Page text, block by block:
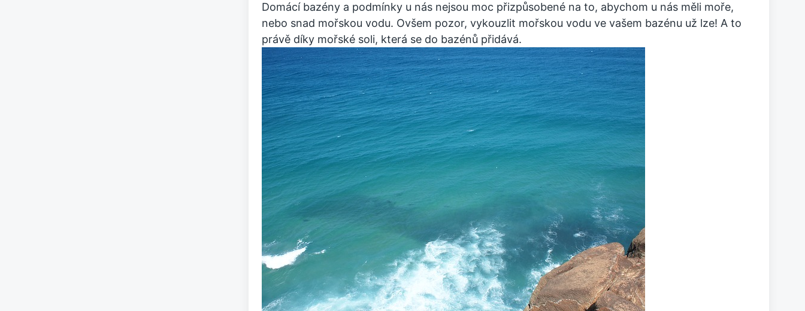
Domácí bazény a podmínky u nás nejsou moc přizpůsobené na to, abychom u nás měli moře,
nebo snad mořskou vodu. Ovšem pozor, vykouzlit mořskou vodu ve vašem bazénu už lze! A to
právě díky mořské soli, která se do bazénů přidává.